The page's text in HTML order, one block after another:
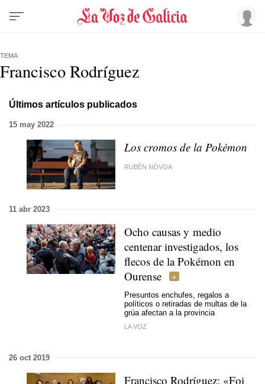
TEMA
Francisco Rodríguez
Últimos artículos publicados
15 may 2022
Los cromos de la Pokémon
RUBÉN NÓVOA
11 abr 2023
Ocho causas y medio
centenar investigados, los
flecos de la Pokémon en
Ourense
Presuntos enchufes, regalos a
políticos o retiradas de multas de la
grúa afectan a la provincia
LA VOZ
26 oct 2019
Francisco Rodríguez: «Foi